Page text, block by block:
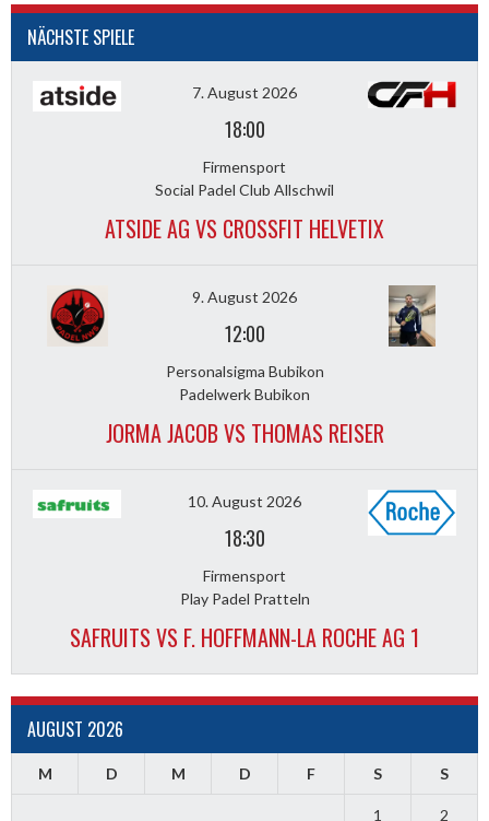
NÄCHSTE SPIELE
7. August 2026
18:00
Firmensport
Social Padel Club Allschwil
ATSIDE AG VS CROSSFIT HELVETIX
9. August 2026
12:00
Personalsigma Bubikon
Padelwerk Bubikon
JORMA JACOB VS THOMAS REISER
10. August 2026
18:30
Firmensport
Play Padel Pratteln
SAFRUITS VS F. HOFFMANN-LA ROCHE AG 1
AUGUST 2026
M D M D F S S
1 2